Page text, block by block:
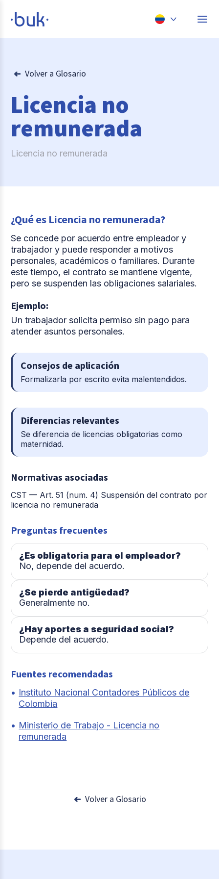
México
Brasil
Volver a Glosario
Licencia no
remunerada
Licencia no remunerada
¿Qué es Licencia no remunerada?
Se concede por acuerdo entre empleador y
trabajador y puede responder a motivos
personales, académicos o familiares. Durante
este tiempo, el contrato se mantiene vigente,
pero se suspenden las obligaciones salariales.
Ejemplo:
Un trabajador solicita permiso sin pago para
atender asuntos personales.
Consejos de aplicación
Formalizarla por escrito evita malentendidos.
Diferencias relevantes
Se diferencia de licencias obligatorias como
maternidad.
Normativas asociadas
CST — Art. 51 (num. 4) Suspensión del contrato por
licencia no remunerada
Preguntas frecuentes
¿Es obligatoria para el empleador?
No, depende del acuerdo.
¿Se pierde antigüedad?
Generalmente no.
¿Hay aportes a seguridad social?
Depende del acuerdo.
Fuentes recomendadas
Instituto Nacional Contadores Públicos de
Colombia
Ministerio de Trabajo - Licencia no
remunerada
Volver a Glosario